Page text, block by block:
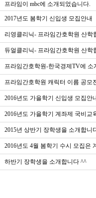
프라임이 mbc에 소개되었습니다.
2017년도 봄학기 신입생 모집안내
리영클리닉- 프라임간호학원 산학
듀얼클리닉- 프라임간호학원 산학
프라임간호학원-한국경제TV에 소
프라임간호학원 캐릭터 이름 공모
2016년도 가을학기 신입생 모집안
2016년도 가을학기 계좌제 국비교
2015년 상반기 장학생을 소개합니
2016년도 4월 봄학기 수시 모집은
하반기 장학생을 소개합니다 ^^